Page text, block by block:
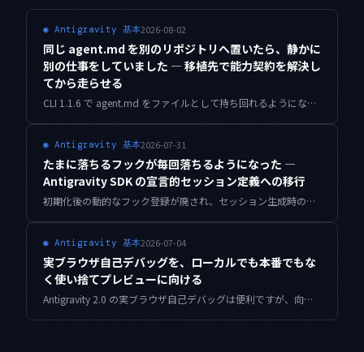
◉ Antigravity 基本2026-08-02
同じ agent.md を別のリポジトリへ置いたら、静かに
別の仕事をしていました — 移植先で能力契約を解決し
てから走らせる
CLI 1.1.6 で agent.md をファイルとして持ち回れるようになりました。同じ定義を8つのリポジトリへ置き、走らせる前に前提が揃っているかを解決する仕組みを実装し、素朴な確認器との差を実測しています。
◉ Antigravity 基本2026-07-31
たまに落ちるフックが毎回落ちるようになった —
Antigravity SDK の宣言的セッション定義への移行
初期化後の動的なフック登録が廃され、セッション生成時の宣言へ寄せられました。個人開発の4つのエージェント定義を移した記録と、登録順の非決定性を2,000回測ったハーネスをまとめています。
◉ Antigravity 基本2026-07-04
実ブラウザ自己デバッグを、ローカルでも本番でもな
く使い捨てプレビューに向ける
Antigravity 2.0 の実ブラウザ自己デバッグは便利ですが、向ける先を間違えると本番データを触ります。ブランチごとの使い捨てプレビュー環境に閉じ込め、メール・課金・Webhook の副作用を止める実務的な組み方を整理します。